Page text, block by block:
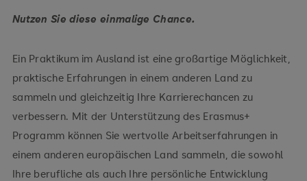
Nutzen Sie diese einmalige Chance.
Ein Praktikum im Ausland ist eine großartige Möglichkeit,
praktische Erfahrungen in einem anderen Land zu
sammeln und gleichzeitig Ihre Karrierechancen zu
verbessern. Mit der Unterstützung des Erasmus+
Programm können Sie wertvolle Arbeitserfahrungen in
einem anderen europäischen Land sammeln, die sowohl
Ihre berufliche als auch Ihre persönliche Entwicklung